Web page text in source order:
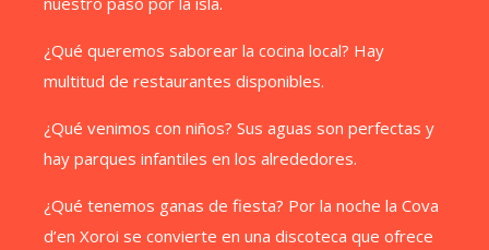
¿Qué queremos saborear la cocina local? Hay
multitud de restaurantes disponibles.
¿Qué venimos con niños? Sus aguas son perfectas y
hay parques infantiles en los alrededores.
¿Qué tenemos ganas de fiesta? Por la noche la Cova
d’en Xoroi se convierte en una discoteca que ofrece